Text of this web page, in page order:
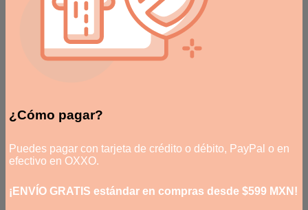
¿Cómo pagar?
Puedes pagar con tarjeta de crédito o débito, PayPal o en
efectivo en OXXO.
¡ENVÍO GRATIS estándar en compras desde $599 MXN!